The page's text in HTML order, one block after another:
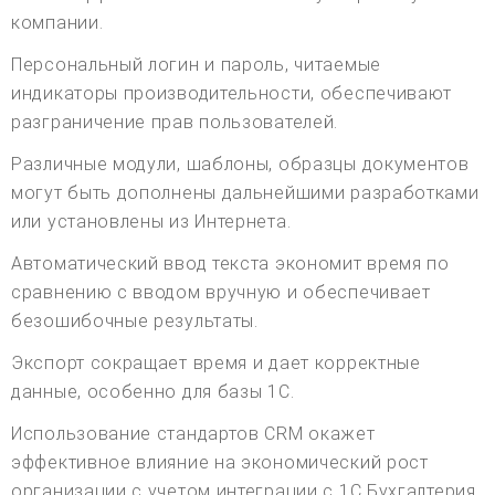
компании.
Персональный логин и пароль, читаемые
индикаторы производительности, обеспечивают
разграничение прав пользователей.
Различные модули, шаблоны, образцы документов
могут быть дополнены дальнейшими разработками
или установлены из Интернета.
Автоматический ввод текста экономит время по
сравнению с вводом вручную и обеспечивает
безошибочные результаты.
Экспорт сокращает время и дает корректные
данные, особенно для базы 1С.
Использование стандартов CRM окажет
эффективное влияние на экономический рост